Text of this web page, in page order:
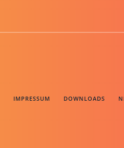
IMPRESSUM DOWNLOADS